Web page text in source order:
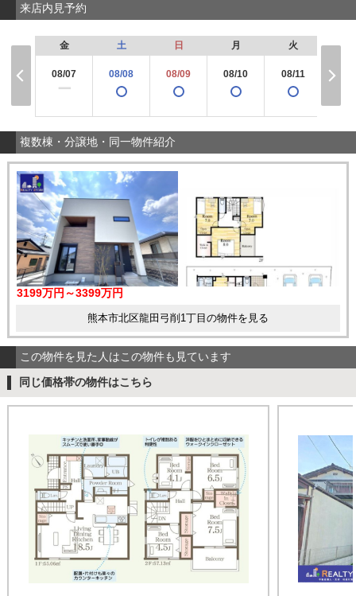
来店内見予約
金
08/07
ー
土
08/08
日
08/09
月
08/10
火
08/11
複数棟・分譲地・同一物件紹介
3199万円～3399万円
熊本市北区龍田弓削1丁目の物件を見る
この物件を見た人はこの物件も見ています
同じ価格帯の物件はこちら